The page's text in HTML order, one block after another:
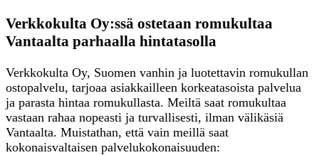
Verkkokulta Oy:ssä ostetaan romukultaa
Vantaalta parhaalla hintatasolla
Verkkokulta Oy, Suomen vanhin ja luotettavin romukullan
ostopalvelu, tarjoaa asiakkailleen korkeatasoista palvelua
ja parasta hintaa romukullasta. Meiltä saat romukultaa
vastaan rahaa nopeasti ja turvallisesti, ilman välikäsiä
Vantaalta. Muistathan, että vain meillä saat
kokonaisvaltaisen palvelukokonaisuuden: